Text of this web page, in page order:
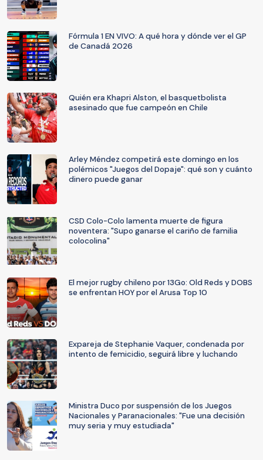
Fórmula 1 EN VIVO: A qué hora y dónde ver el GP
de Canadá 2026
Quién era Khapri Alston, el basquetbolista
asesinado que fue campeón en Chile
Arley Méndez competirá este domingo en los
polémicos "Juegos del Dopaje": qué son y cuánto
dinero puede ganar
CSD Colo-Colo lamenta muerte de figura
noventera: "Supo ganarse el cariño de familia
colocolina"
El mejor rugby chileno por 13Go: Old Reds y DOBS
se enfrentan HOY por el Arusa Top 10
Expareja de Stephanie Vaquer, condenada por
intento de femicidio, seguirá libre y luchando
Ministra Duco por suspensión de los Juegos
Nacionales y Paranacionales: "Fue una decisión
muy seria y muy estudiada"